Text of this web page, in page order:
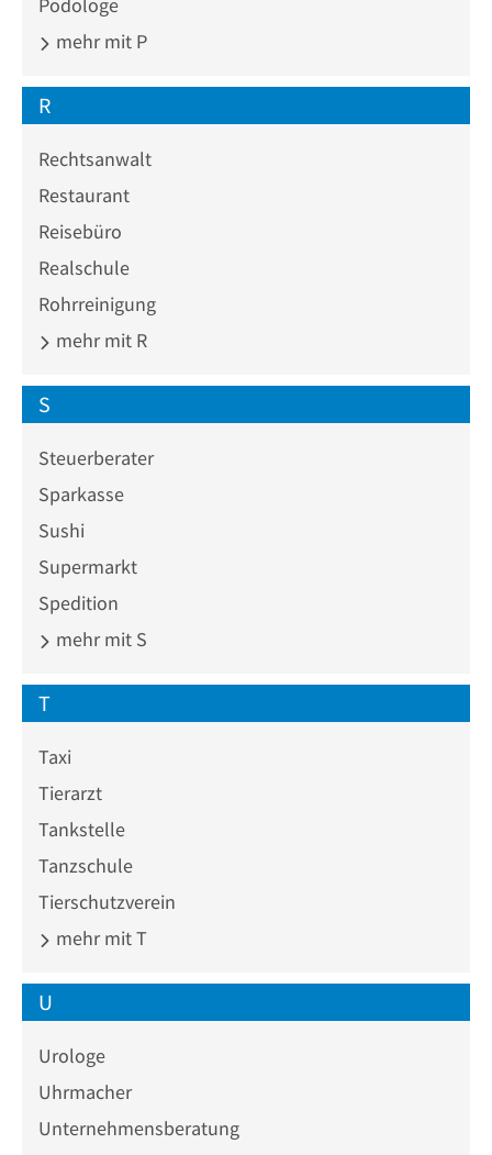
mehr mit P
R
Rechtsanwalt
Restaurant
Reisebüro
Realschule
Rohrreinigung
mehr mit R
S
Steuerberater
Sparkasse
Sushi
Supermarkt
Spedition
mehr mit S
T
Taxi
Tierarzt
Tankstelle
Tanzschule
Tierschutzverein
mehr mit T
U
Urologe
Uhrmacher
Unternehmensberatung